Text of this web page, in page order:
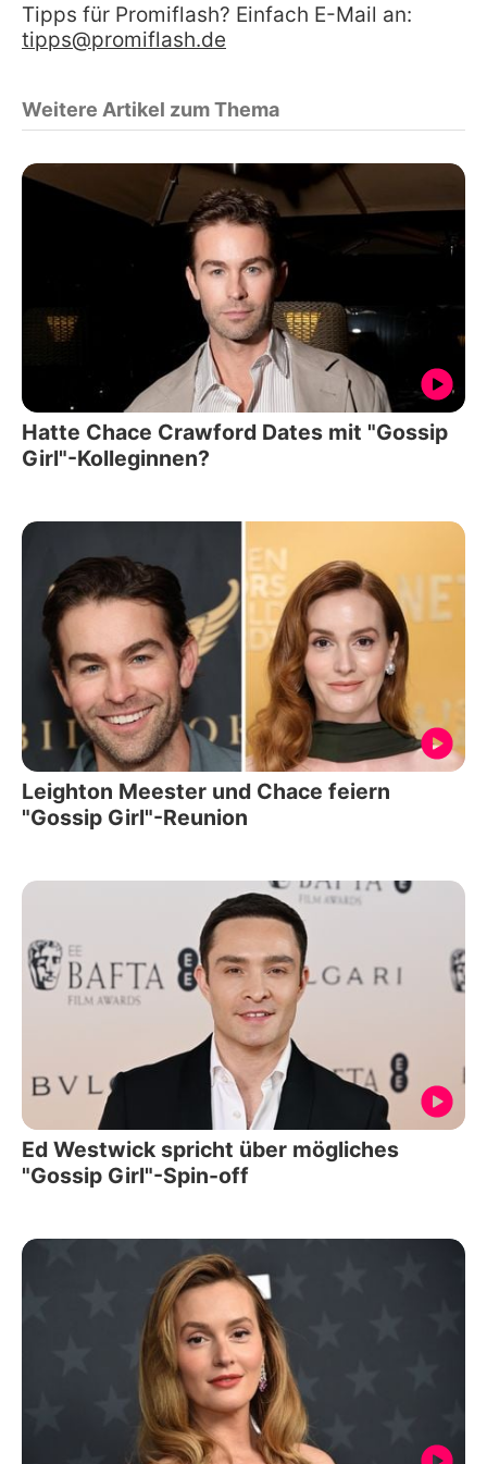
Tipps für Promiflash? Einfach E-Mail an:
tipps@promiflash.de
Weitere Artikel zum Thema
Hatte Chace Crawford Dates mit "Gossip
Girl"-Kolleginnen?
Leighton Meester und Chace feiern
"Gossip Girl"-Reunion
Ed Westwick spricht über mögliches
"Gossip Girl"-Spin-off